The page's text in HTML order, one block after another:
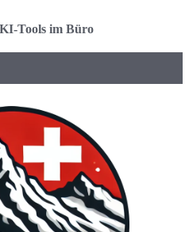
Tools im Büro